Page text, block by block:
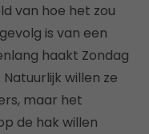
van hoe het zou
is van een
haakt Zondag
willen ze
maar het
de hak willen